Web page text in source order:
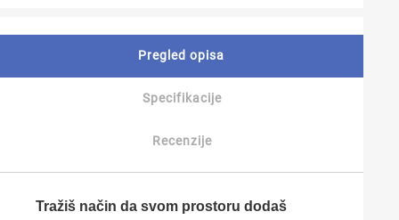
Pregled opisa
Specifikacije
Recenzije
Tražiš način da svom prostoru dodaš